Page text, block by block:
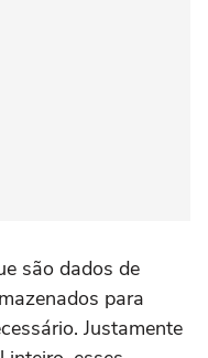
são dados de
para
Justamente